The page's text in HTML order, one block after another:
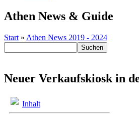
Athen News & Guide
Start » Athen News 2019 - 2024
Neuer Verkaufskiosk in
Inhalt